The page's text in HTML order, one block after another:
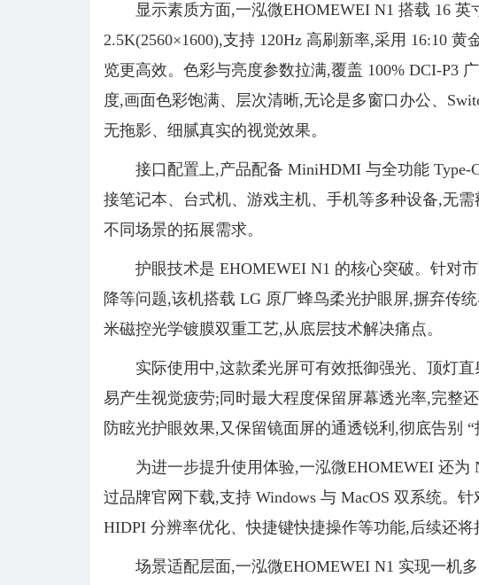
显示素质方面,一泓微EHOMEWEI N1 搭载 16 英
2.5K(2560×1600),支持 120Hz 高刷新率,采用 16:10
览更高效。色彩与亮度参数拉满,覆盖 100% DCI-P3
度,画面色彩饱满、层次清晰,无论是多窗口办公、
无拖影、细腻真实的视觉效果。
接口配置上,产品配备 MiniHDMI 与全功能 Type-
接笔记本、台式机、游戏主机、手机等多种设备,无
不同场景的拓展需求。
护眼技术是 EHOMEWEI N1 的核心突破。针对
降等问题,该机搭载 LG 原厂蜂鸟柔光护眼屏,摒弃传
米磁控光学镀膜双重工艺,从底层技术解决痛点。
实际使用中,这款柔光屏可有效抵御强光、顶灯
易产生视觉疲劳;同时最大程度保留屏幕透光率,完整
防眩光护眼效果,又保留镜面屏的通透锐利,彻底告别 “
为进一步提升使用体验,一泓微EHOMEWEI 还为
过品牌官网下载,支持 Windows 与 MacOS 双系统。
HIDPI 分辨率优化、快捷键快捷操作等功能,后续还将
场景适配层面,一泓微EHOMEWEI N1 实现一机